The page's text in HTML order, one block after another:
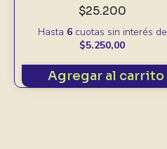
$25.200
Hasta 6cuotas sin interés de
$5.250,00
Agregar al carrito